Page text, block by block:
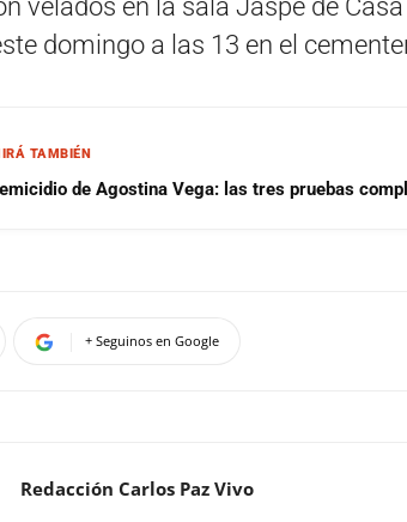
velados en la sala Jaspe de
domingo a las 13 en el
TAMBIÉN
de Agostina Vega: las tres pruebas
+ Seguinos en Google
Redacción Carlos Paz Vivo